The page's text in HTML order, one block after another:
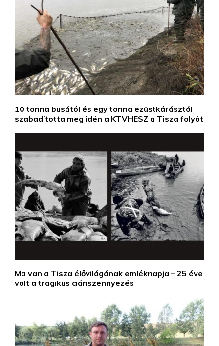
10 tonna busától és egy tonna ezüstkárásztól
szabadította meg idén a KTVHESZ a Tisza folyót
Ma van a Tisza élővilágának emléknapja – 25 éve
volt a tragikus ciánszennyezés